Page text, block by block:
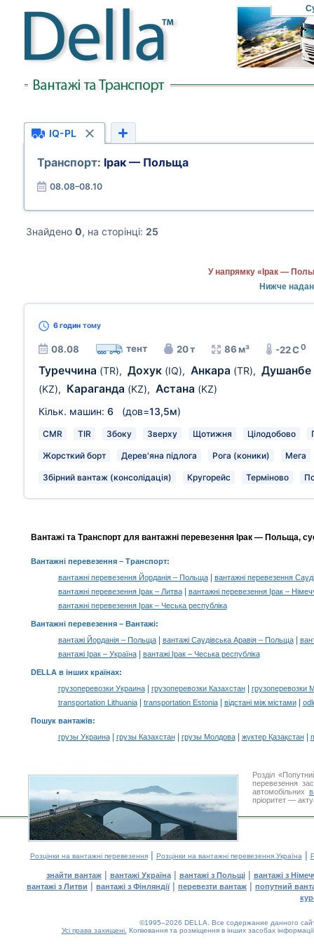
IQ-PL
Транспорт: Ірак — Польща
08.08–08.10
Знайдено 0, на сторінці: 25
У напрямку «Ірак —
Нижче
6 годин тому
08.08 тент 20 т 86 м³ -22 C0
Туреччина (TR), Дохук (IQ), Анкара (TR), Душанбе
(KZ), Караганда (KZ), Астана (KZ)
Кільк. машин: 6 (дов=13,5м)
CMR TIR Збоку Зверху Щотижня Цілодобово
Жорсткий борт Дерев'яна підлога Рога (коники) Мега
Збірний вантаж (консолідація) Кругорейс Терміново
Вантажі та Транспорт для вантажні перевезення Ірак — Польща,
Вантажні перевезення– Транспорт:
вантажні перевезення Йорданія – Польща|
вантажні перевезення
вантажні перевезення Ірак – Литва|
вантажні перевезення Ірак –
вантажні перевезення Ірак – Чеська республіка
Вантажні перевезення – Вантажі:
вантажі Йорданія – Польща| вантажі Саудівська Аравія – Польща|
вантажі Ірак – Україна| вантажі Ірак – Чеська республіка
DELLA в інших країнах:
грузоперевозки Украина| грузоперевозки Казахстан|
грузоперевозки
transportation Lithuania| transportation Estonia| відстані між містами|
Пошук вантажів:
грузы Украина| грузы Казахстан| грузы Молдова| жүктер Қазақстан|
Розділ
перевезення
автомобільних
пріоритет —
Розцінки на вантажні перевезення| Розцінки на вантажні перевезення Україна |
знайти вантаж| вантажі Україна| вантажі з Польщі| вантажі з
вантажі з Литви | вантажі з Фінляндії| перевезти вантаж | попутний
©1995–2026 DELLA. Все содержание данного
Усі права захищені. Копіювання та розміщення в інших засобах